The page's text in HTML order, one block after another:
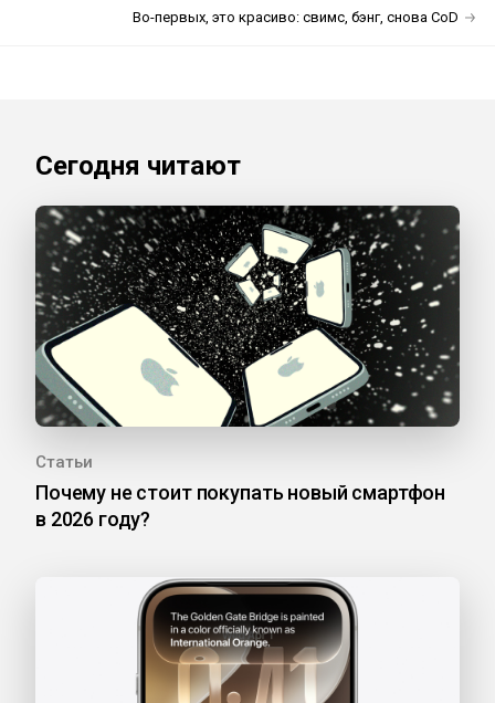
Во-первых, это красиво: свимс, бэнг, снова CoD
Сегодня читают
Статьи
Почему не стоит покупать новый смартфон
в 2026 году?